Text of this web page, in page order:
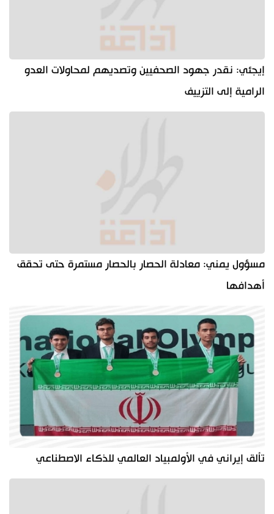
إيجئي: نقدر جهود الصحفيين وتصديهم لمحاولات العدو
الرامية إلى التزييف
مسؤول يمني: معادلة الحصار بالحصار مستمرة حتى تحقق
أهدافها
تألق إيراني في الأولمبياد العالمي للذكاء الاصطناعي